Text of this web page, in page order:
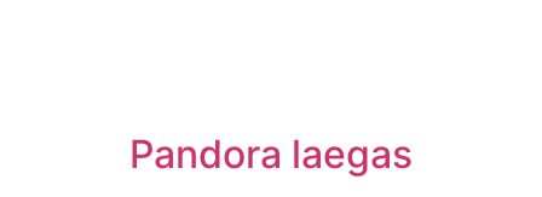
Pandora laegas